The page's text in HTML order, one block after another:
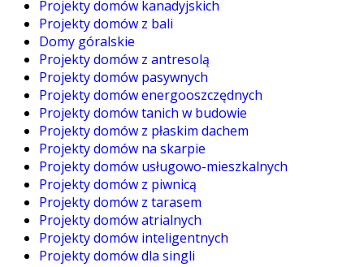
Projekty domów kanadyjskich
Projekty domów z bali
Domy góralskie
Projekty domów z antresolą
Projekty domów pasywnych
Projekty domów energooszczędnych
Projekty domów tanich w budowie
Projekty domów z płaskim dachem
Projekty domów na skarpie
Projekty domów usługowo-mieszkalnych
Projekty domów z piwnicą
Projekty domów z tarasem
Projekty domów atrialnych
Projekty domów inteligentnych
Projekty domów dla singli